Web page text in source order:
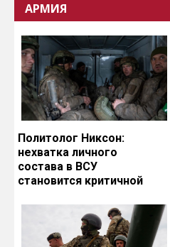
АРМИЯ
Политолог Никсон:
нехватка личного
состава в ВСУ
становится критичной